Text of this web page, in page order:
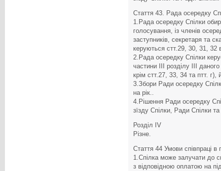
Стаття 43. Рада осередку
1.Рада осередку Спілки
голосування, із членів
заступників, секретаря та
керуються стт.29, 30, 31, 32
2.Рада осередку Спілки
частини III розділу III
крім стт.27, 33, 34 та птт. г),
3.Збори Ради осередку
на рік..
4.Рішення Ради осередку
зїзду Спілки, Ради Спілки
Розділ IV
Різне.
Стаття 44 Умови співпраці в
1.Спілка може залучати до
з відповідною оплатою на